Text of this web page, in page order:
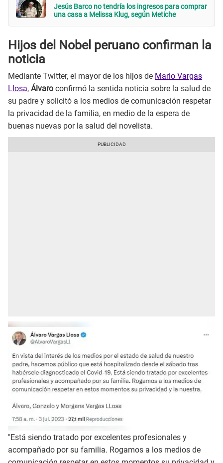
Jesús Barco no tendría los ingresos para comprar
una casa a Melissa Klug, según Metiche
Hijos del Nobel peruano confirman la
noticia
Mediante Twitter, el mayor de los hijos de Mario Vargas
Llosa, Álvaro confirmó la sentida noticia sobre la salud de
su padre y solicitó a los medios de comunicación respetar
la privacidad de la familia, en medio de la espera de
buenas nuevas por la salud del novelista.
"Está siendo tratado por excelentes profesionales y
acompañado por su familia. Rogamos a los medios de